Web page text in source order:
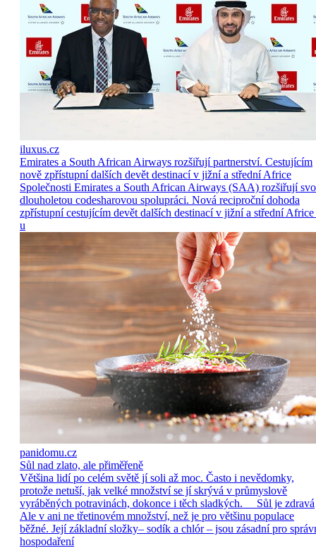
iluxus.cz
Emirates a South African Airways rozšiřují partnerství. Cestujícím
nově zpřístupní dalších devět destinací v jižní a střední Africe
Společnosti Emirates a South African Airways (SAA) rozšiřují
dlouholetou codesharovou spolupráci. Nová reciproční dohoda
zpřístupní cestujícím devět dalších destinací v jižní a střední Africe
u
panidomu.cz
Sůl nad zlato, ale přiměřeně
Většina lidí po celém světě jí soli až moc. Často i nevědomky,
protože netuší, jak velké množství se jí skrývá v průmyslově
vyráběných potravinách, dokonce i těch sladkých. Sůl je zdravá
Ale v ani ne třetinovém množství, než je pro většinu populace
běžné. Její základní složky– sodík a chlór – jsou zásadní pro
hospodaření